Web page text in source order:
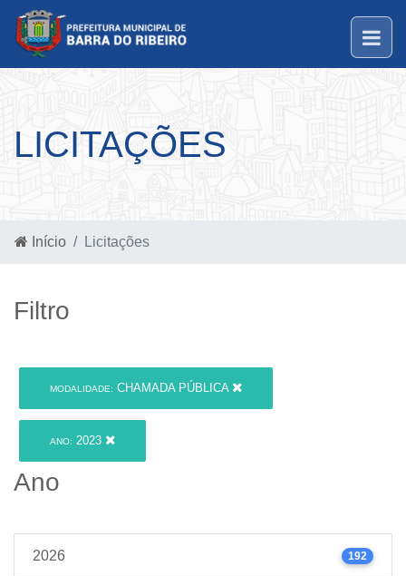
LICITAÇÕES
Início Licitações
Filtro
MODALIDADE: CHAMADA PÚBLICA
ANO: 2023
Ano
2026 192